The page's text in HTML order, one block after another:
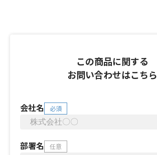
この商品に関する
お問い合わせはこちら
会社名 必須
部署名 任意